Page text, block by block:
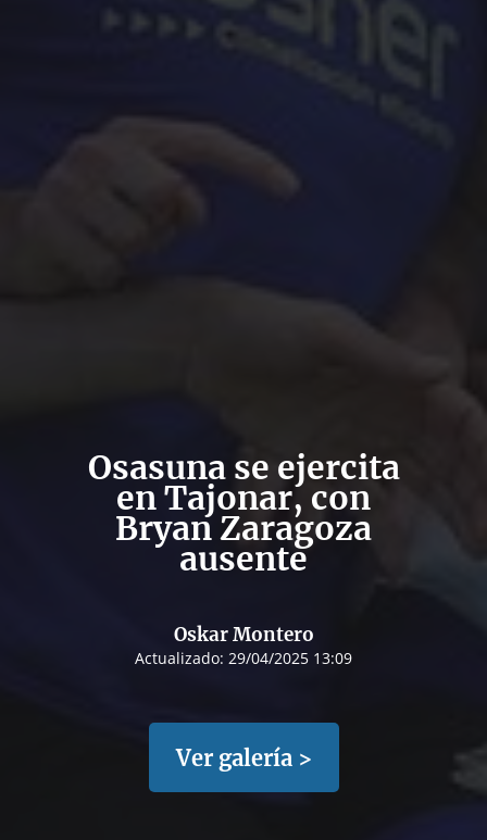
Osasuna se ejercita
en Tajonar, con
Bryan Zaragoza
ausente
Oskar Montero
Actualizado: 29/04/2025 13:09
Ver galería >